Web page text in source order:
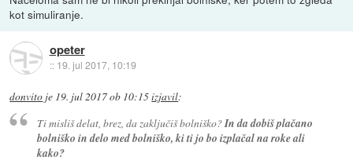
kot simuliranje.
opeter
:: 19. jul 2017, 10:19
donvito je 19. jul 2017 ob 10:15izjavil:
Ti misliš delat, brez, da zaključiš bolniško?In da dobiš plačano
bolniško in delo med bolniško, ki ti jo bo izplačal na roke ali
kako?